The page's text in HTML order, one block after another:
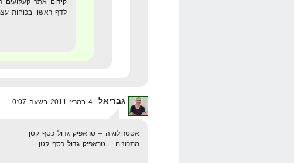
קידום אתר קעקועים
לדף ראשון בכוחות
גבריאל
אסטרולוגיה – טראפיק גדול כסף קטן
מתכונים – טראפיק גדול כסף קטן